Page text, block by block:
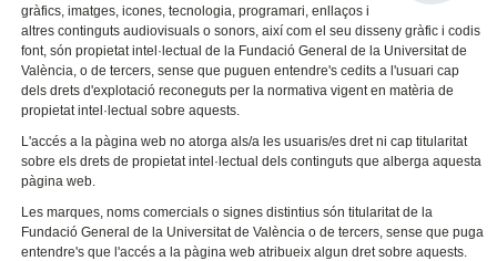
gràfics, imatges, icones, tecnologia, programari, enllaços i
altres continguts audiovisuals o sonors, així com el seu disseny gràfic i codis
font, són propietat intel·lectual de la Fundació General de la Universitat de
València, o de tercers, sense que puguen entendre's cedits a l'usuari cap
dels drets d'explotació reconeguts per la normativa vigent en matèria de
propietat intel·lectual sobre aquests.
L'accés a la pàgina web no atorga als/a les usuaris/es dret ni cap titularitat
sobre els drets de propietat intel·lectual dels continguts que alberga aquesta
pàgina web.
Les marques, noms comercials o signes distintius són titularitat de la
Fundació General de la Universitat de València o de tercers, sense que puga
entendre's que l'accés a la pàgina web atribueix algun dret sobre aquests.